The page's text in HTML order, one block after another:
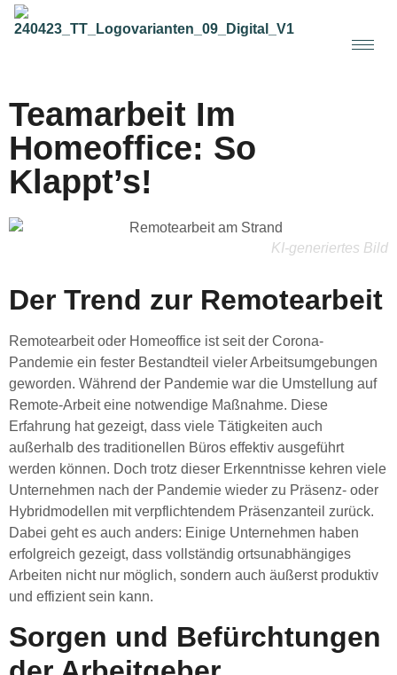
Teamarbeit Im
Homeoffice: So
Klappt’s!
KI-generiertes Bild
Der Trend zur Remotearbeit
Remotearbeit oder Homeoffice ist seit der Corona-
Pandemie ein fester Bestandteil vieler Arbeitsumgebungen
geworden. Während der Pandemie war die Umstellung auf
Remote-Arbeit eine notwendige Maßnahme. Diese
Erfahrung hat gezeigt, dass viele Tätigkeiten auch
außerhalb des traditionellen Büros effektiv ausgeführt
werden können. Doch trotz dieser Erkenntnisse kehren viele
Unternehmen nach der Pandemie wieder zu Präsenz- oder
Hybridmodellen mit verpflichtendem Präsenzanteil zurück.
Dabei geht es auch anders: Einige Unternehmen haben
erfolgreich gezeigt, dass vollständig ortsunabhängiges
Arbeiten nicht nur möglich, sondern auch äußerst produktiv
und effizient sein kann.
Sorgen und Befürchtungen